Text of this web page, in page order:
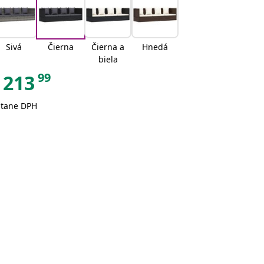
Sivá Čierna
Čierna a
biela
Hnedá
213 99
DPH